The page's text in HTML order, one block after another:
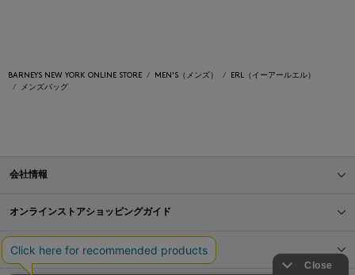
BARNEYS NEW YORK ONLINE STORE MEN'S（メンズ）
ERL（イーアールエル）
メンズバッグ
会社情報
オンラインストアショッピングガイド
店舗情報